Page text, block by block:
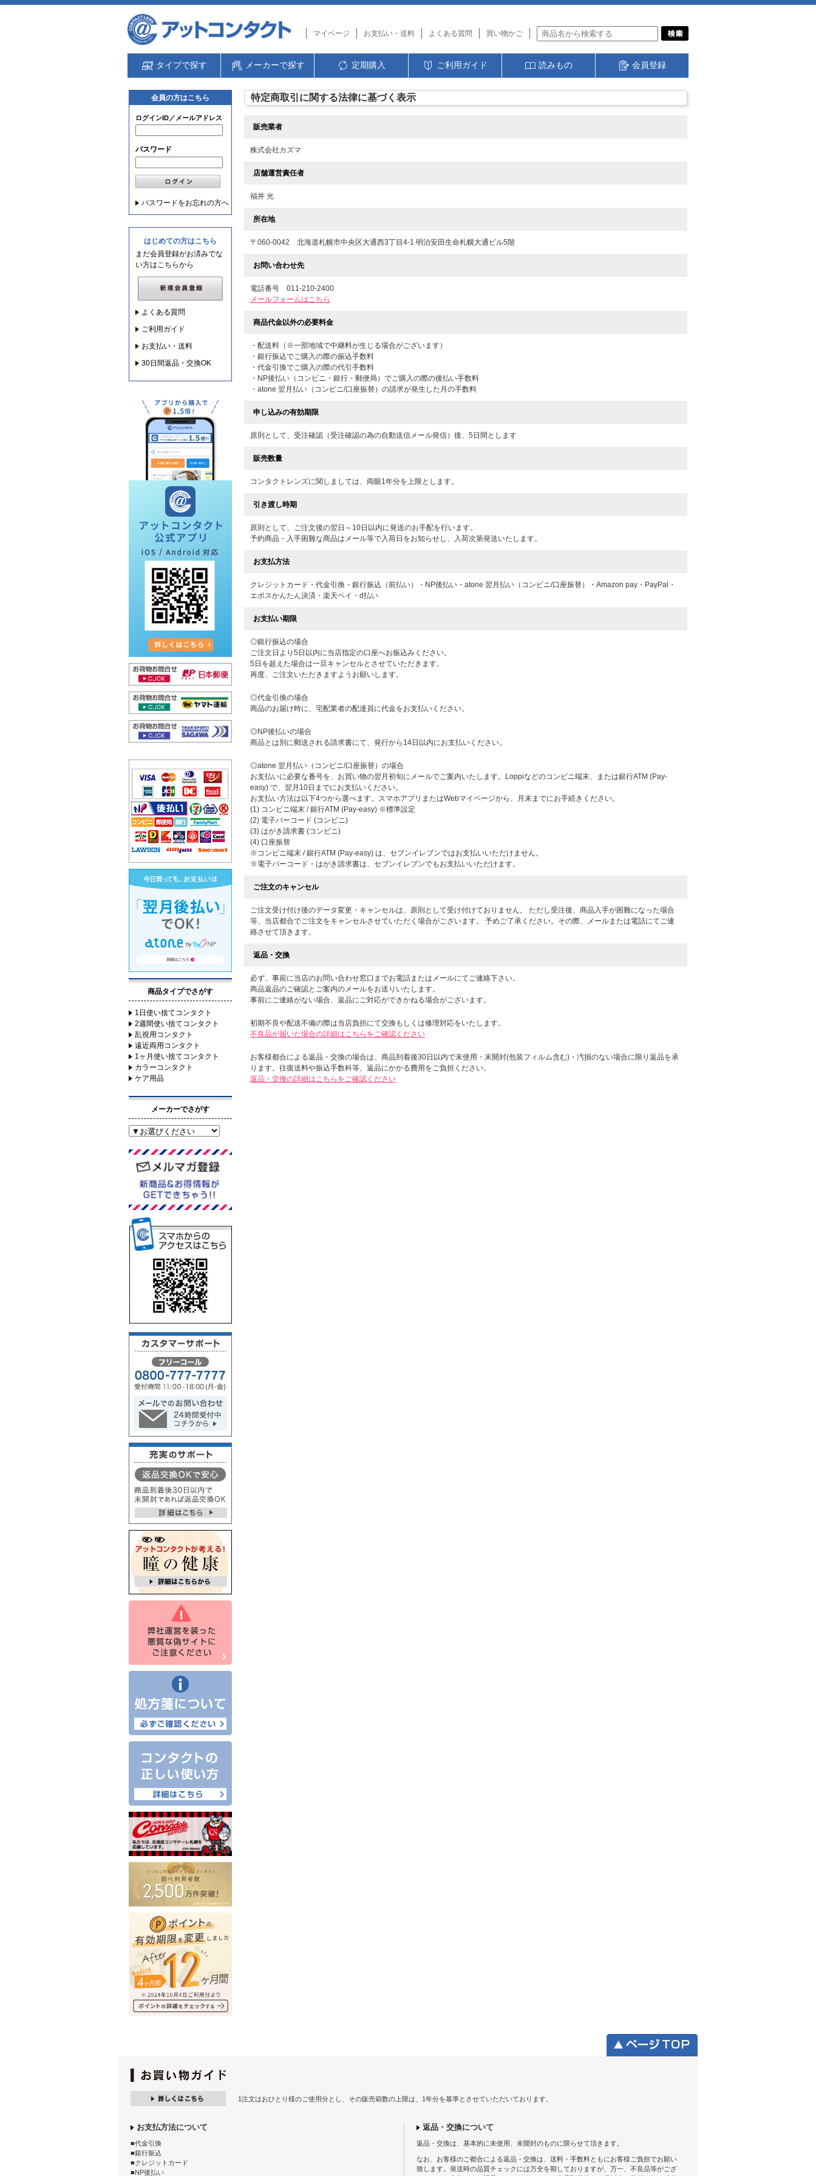
マイページ お支払い・送料 よくある質問 買い物かご
タイプで探す メーカーで探す 定期購入 ご利用ガイド 読みもの 会員登録
会員の方はこちら
ログインID／メールアドレス
パスワード
パスワードをお忘れの方へ
はじめての方はこちら
まだ会員登録がお済みでな
い方はこちらから
よくある質問
ご利用ガイド
お支払い・送料
30日間返品・交換OK
商品タイプでさがす
1日使い捨てコンタクト
2週間使い捨てコンタクト
乱視用コンタクト
遠近両用コンタクト
1ヶ月使い捨てコンタクト
カラーコンタクト
ケア用品
メーカーでさがす
特定商取引に関する法律に基づく表示
販売業者
株式会社カズマ
店舗運営責任者
福井 光
所在地
〒060-0042 北海道札幌市中央区大通西3丁目4-1 明治安田生命札幌大通ビル5階
お問い合わせ先
電話番号 011-210-2400
メールフォームはこちら
商品代金以外の必要料金
・配送料（※一部地域で中継料が生じる場合がございます）
・銀行振込でご購入の際の振込手数料
・代金引換でご購入の際の代引手数料
・NP後払い（コンビニ・銀行・郵便局）でご購入の際の後払い手数料
・atone 翌月払い（コンビニ/口座振替）の請求が発生した月の手数料
申し込みの有効期限
原則として、受注確認（受注確認の為の自動送信メール発信）後、5日間とします
販売数量
コンタクトレンズに関しましては、両眼1年分を上限とします。
引き渡し時期
原則として、ご注文後の翌日～10日以内に発送のお手配を行います。
予約商品・入手困難な商品はメール等で入荷日をお知らせし、入荷次第発送いたします。
お支払方法
クレジットカード・代金引換・銀行振込（前払い）・NP後払い・atone 翌月払い（コンビニ/口座振替）・Amazon pay・PayPal・
エポスかんたん決済・楽天ペイ・d払い
お支払い期限
◎銀行振込の場合
ご注文日より5日以内に当店指定の口座へお振込みください。
5日を超えた場合は一旦キャンセルとさせていただきます。
再度、ご注文いただきますようお願いします。
◎代金引換の場合
商品のお届け時に、宅配業者の配達員に代金をお支払いください。
◎NP後払いの場合
商品とは別に郵送される請求書にて、発行から14日以内にお支払いください。
◎atone 翌月払い（コンビニ/口座振替）の場合
お支払いに必要な番号を、お買い物の翌月初旬にメールでご案内いたします。Loppiなどのコンビニ端末、または銀行ATM (Pay-
easy) で、翌月10日までにお支払いください。
お支払い方法は以下4つから選べます。スマホアプリまたはWebマイページから、月末までにお手続きください。
(1) コンビニ端末 / 銀行ATM (Pay-easy) ※標準設定
(2) 電子バーコード (コンビニ)
(3) はがき請求書 (コンビニ)
(4) 口座振替
※コンビニ端末 / 銀行ATM (Pay-easy) は、セブンイレブンではお支払いいただけません。
※電子バーコード・はがき請求書は、セブンイレブンでもお支払いいただけます。
ご注文のキャンセル
ご注文受け付け後のデータ変更・キャンセルは、原則として受け付けておりません。 ただし受注後、商品入手が困難になった場合
等、当店都合でご注文をキャンセルさせていただく場合がございます。 予めご了承ください。その際、メールまたは電話にてご連
絡させて頂きます。
返品・交換
必ず、事前に当店のお問い合わせ窓口までお電話またはメールにてご連絡下さい。
商品返品のご確認とご案内のメールをお送りいたします。
事前にご連絡がない場合、返品にご対応ができかねる場合がございます。
初期不良や配送不備の際は当店負担にて交換もしくは修理対応をいたします。
不良品が届いた場合の詳細はこちらをご確認ください
お客様都合による返品・交換の場合は、商品到着後30日以内で末使用・末開封(包装フィルム含む)・汚損のない場合に限り返品を承
ります。往復送料や振込手数科等、返品にかかる費用をご負担ください。
返品・交換の詳細はこちらをご確認ください
1注文はおひとり様のご使用分とし、その販売箱数の上限は、1年分を基準とさせていただいております。
お支払方法について
■代金引換
■銀行振込
■クレジットカード
■NP後払い
返品・交換について
返品・交換は、基本的に未使用、未開封のものに限らせて頂きます。
なお、お客様のご都合による返品・交換は、送料・手数料ともにお客様ご負担でお願い
致します。発送時の品質チェックには万全を期しておりますが、万一、不良品等がござ